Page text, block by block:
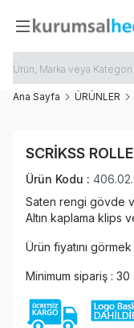
Ana Sayfa ÜRÜNLER
SCRIKSS
Ürün Kodu :
Saten rengi gövde
Altın kaplama klips
Ürün fiyatını
Minimum sipariş :